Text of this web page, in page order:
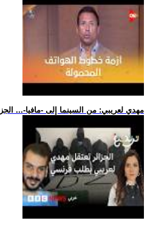
.. مهدي لعريبي: من السينما إلى -مافيا-...